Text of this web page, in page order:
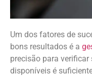
Um dos fatores de
bons resultados é a
precisão para
disponíveis é